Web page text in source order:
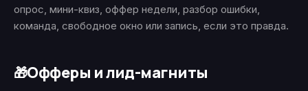
опрос, мини-квиз, оффер недели, разбор ошибки,
команда, свободное окно или запись, если это правда.
🎁Офферы и лид-магниты